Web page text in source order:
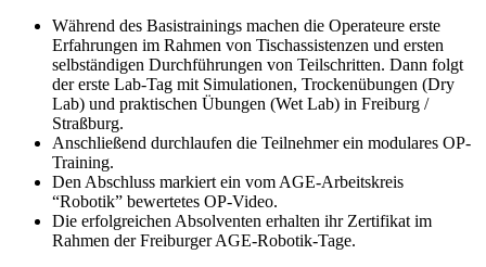
Während des Basistrainings machen die Operateure erste
Erfahrungen im Rahmen von Tischassistenzen und ersten
selbständigen Durchführungen von Teilschritten. Dann folgt
der erste Lab-Tag mit Simulationen, Trockenübungen (Dry
Lab) und praktischen Übungen (Wet Lab) in Freiburg /
Straßburg.
Anschließend durchlaufen die Teilnehmer ein modulares OP-
Training.
Den Abschluss markiert ein vom AGE-Arbeitskreis
“Robotik” bewertetes OP-Video.
Die erfolgreichen Absolventen erhalten ihr Zertifikat im
Rahmen der Freiburger AGE-Robotik-Tage.